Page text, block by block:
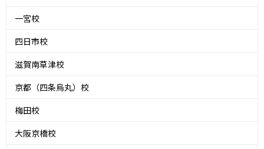
一宮校
四日市校
滋賀南草津校
京都（四条烏丸）校
梅田校
大阪京橋校